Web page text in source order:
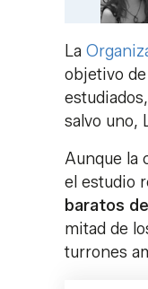
La
objetivo
salvo uno,
Aunque la
el estudio
baratos
mitad de
turrones